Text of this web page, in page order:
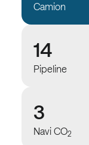
Camion
14
Pipeline
3
Navi CO2